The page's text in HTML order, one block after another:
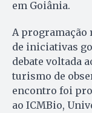
em Goiânia.
A programação
de iniciativas
debate voltada
turismo de
encontro foi
ao ICMBio,